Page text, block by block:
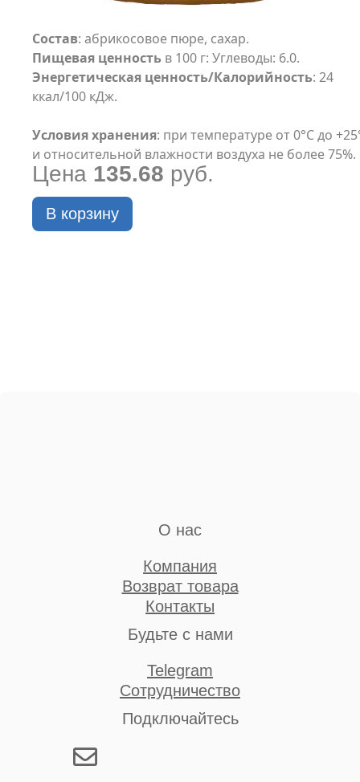
Состав: абрикосовое пюре, сахар.
Пищевая ценность в 100 г: Углеводы: 6.0.
Энергетическая ценность/Калорийность: 24
ккал/100 кДж.
Условия хранения: при температуре от 0°С до
и относительной влажности воздуха не более 75%.
Цена 135.68 руб.
В корзину
О нас
Компания
Возврат товара
Контакты
Будьте с нами
Telegram
Сотрудничество
Подключайтесь